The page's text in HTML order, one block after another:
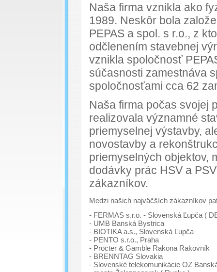
Naša firma vznikla ako
1989. Neskôr bola
PEPAS a spol. s r.o., z
odčlenením stavebnej
vznikla spoločnosť
súčasnosti zamestnáva
spoločnosťami cca 62
Naša firma počas svojej
realizovala významné
priemyselnej výstavby,
novostavby a
priemyselných objektov,
dodávky prác HSV a
zákazníkov.
Medzi našich najväčších zákazníkov
- FERMAS s.r.o. - Slovenská Ľupča (
- UMB Banská Bystrica
- BIOTIKA a.s., Slovenská Ľupča
- PENTO s.r.o., Praha
- Procter & Gamble Rakona Rakovník
- BRENNTAG Slovakia
- Slovenské telekomunikácie OZ